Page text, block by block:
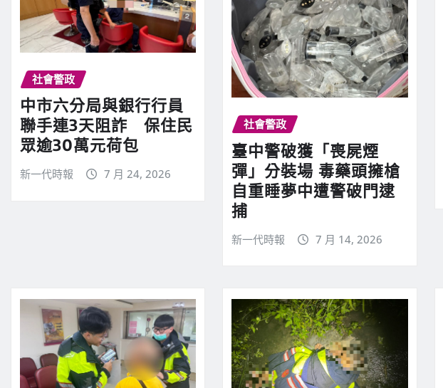
社會警政
中市六分局與銀行行員
聯手連3天阻詐 保住民
眾逾30萬元荷包
新一代時報 7 月 24, 2026
社會警政
臺中警破獲「喪屍煙
彈」分裝場 毒藥頭擁槍
自重睡夢中遭警破門逮
捕
新一代時報 7 月 14, 2026